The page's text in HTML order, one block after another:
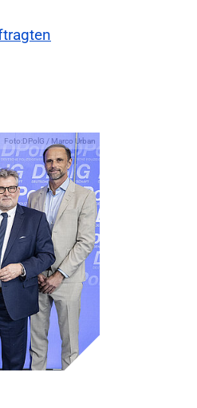
Foto:DPolG / Marco Urban